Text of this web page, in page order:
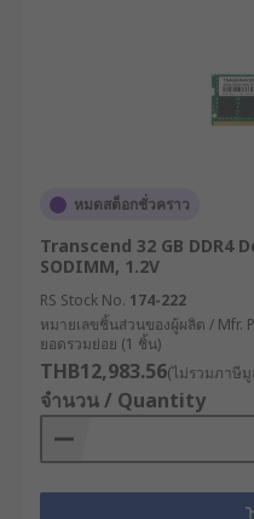
หมดสต็อกชั่วคราว
Transcend 32 GB DDR4
SODIMM, 1.2V
RS Stock No. 174-222
หมายเลขชิ้นส่วนของผู้ผลิต / Mfr.
ยอดรวมย่อย (1 ชิ้น)
THB12,983.56(ไม่รวมภาษี
จำนวน / Quantity